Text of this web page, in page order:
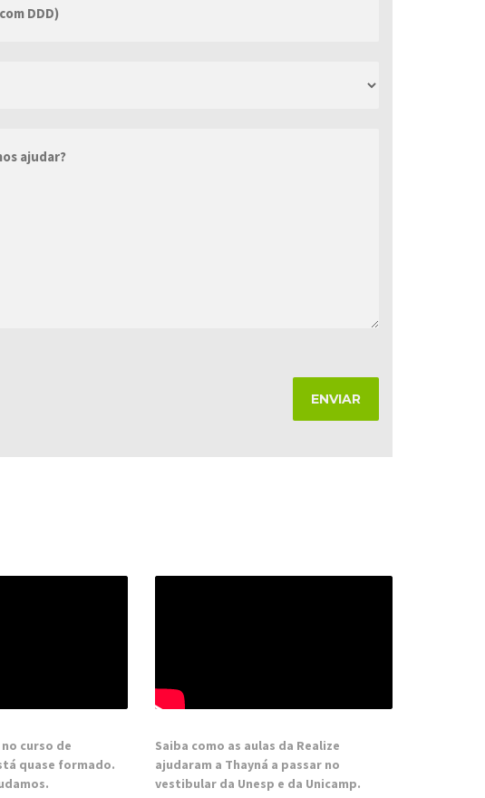
curso de
quase formado.
Saiba como as aulas da Realize
ajudaram a Thayná a passar no
vestibular da Unesp e da Unicamp.